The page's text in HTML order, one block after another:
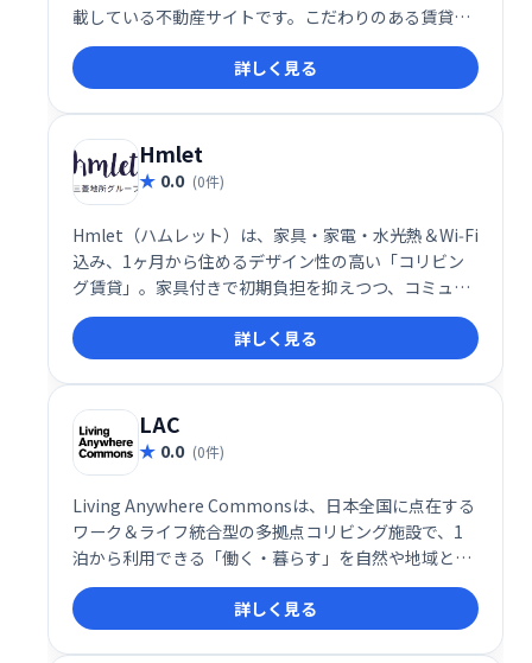
載している不動産サイトです。こだわりのある賃貸物
件をお探しの方におすすめです。豊富な写真や動画
で、お部屋の雰囲気をしっかり確認できます。理想の
住まい探しをグッドルームで始めましょう！
詳しく見る
Hmlet
0.0 (0件)
Hmlet（ハムレット）は、家具・家電・水光熱＆Wi‑Fi
込み、1ヶ月から住めるデザイン性の高い「コリビン
グ賃貸」。家具付きで初期負担を抑えつつ、コミュニ
ティ運営やイベントも楽しめる柔軟な住まいレンタル
サービスです。
詳しく見る
LAC
0.0 (0件)
Living Anywhere Commonsは、日本全国に点在する
ワーク＆ライフ統合型の多拠点コリビング施設で、1
泊から利用できる「働く・暮らす」を自然や地域と楽
しむ次世代型サブスク滞在サービスです。
詳しく見る